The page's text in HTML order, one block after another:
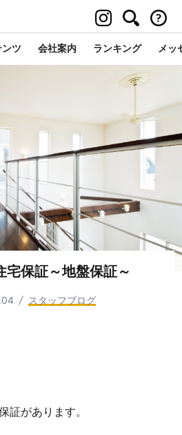
ンツ 会社案内 ランキング メッ
宅保証～地盤保証～
スタッフブログ
証があります。